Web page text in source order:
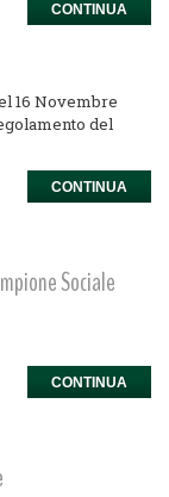
CONTINUA
16 Novembre
del
CONTINUA
Sociale
CONTINUA